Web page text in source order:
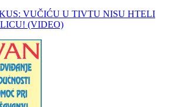
VUČIĆU U TIVTU NISU HTELI
(VIDEO)